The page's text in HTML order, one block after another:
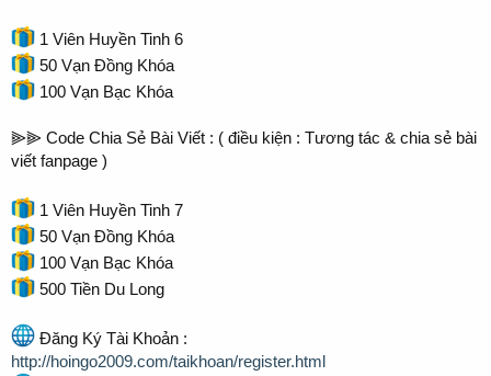
1 Viên Huyền Tinh 6
50 Vạn Đồng Khóa
100 Vạn Bạc Khóa
⫸⫸ Code Chia Sẻ Bài Viết : ( điều kiện : Tương tác & chia sẻ bài
viết fanpage )
1 Viên Huyền Tinh 7
50 Vạn Đồng Khóa
100 Vạn Bạc Khóa
500 Tiền Du Long
Đăng Ký Tài Khoản :
http://hoingo2009.com/taikhoan/register.html